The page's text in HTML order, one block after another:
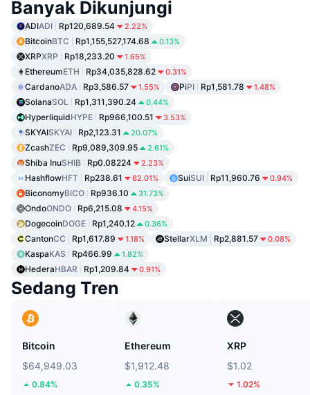
Banyak Dikunjungi
ADIADI Rp120,689.54 2.22%
BitcoinBTC Rp1,155,527,174.68 0.13%
XRPXRP Rp18,233.20 1.65%
EthereumETH Rp34,035,828.62 0.31%
CardanoADA Rp3,586.57 1.55% PiPI Rp1,581.78 1.48%
SolanaSOL Rp1,311,390.24 0.44%
HyperliquidHYPE Rp966,100.51 3.53%
SKYAISKYAI Rp2,123.31 20.07%
ZcashZEC Rp9,089,309.95 2.61%
Shiba InuSHIB Rp0.08224 2.23%
HashflowHFT Rp238.61 62.01% SuiSUI Rp11,960.76 0.94%
BiconomyBICO Rp936.10 31.73%
OndoONDO Rp6,215.08 4.15%
DogecoinDOGE Rp1,240.12 0.36%
CantonCC Rp1,617.89 1.18% StellarXLM Rp2,881.57 0.08%
KaspaKAS Rp466.99 1.82%
HederaHBAR Rp1,209.84 0.91%
Sedang Tren
Bitcoin
$64,949.03
0.84%
Ethereum
$1,912.48
0.35%
XRP
$1.02
1.02%